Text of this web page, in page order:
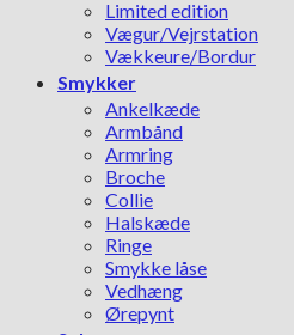
Limited edition
Vægur/Vejrstation
Vækkeure/Bordur
Smykker
Ankelkæde
Armbånd
Armring
Broche
Collie
Halskæde
Ringe
Smykke låse
Vedhæng
Ørepynt